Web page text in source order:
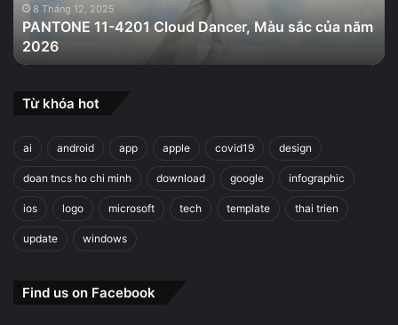
của
năm
2026
8 Tháng 12, 2025
PANTONE 11-4201 Cloud Dancer, Màu sắc của năm
2026
Từ khóa hot
ai android app apple covid19 design
doan tncs ho chi minh download google infographic
ios logo microsoft tech template thai trien
update windows
Find us on Facebook